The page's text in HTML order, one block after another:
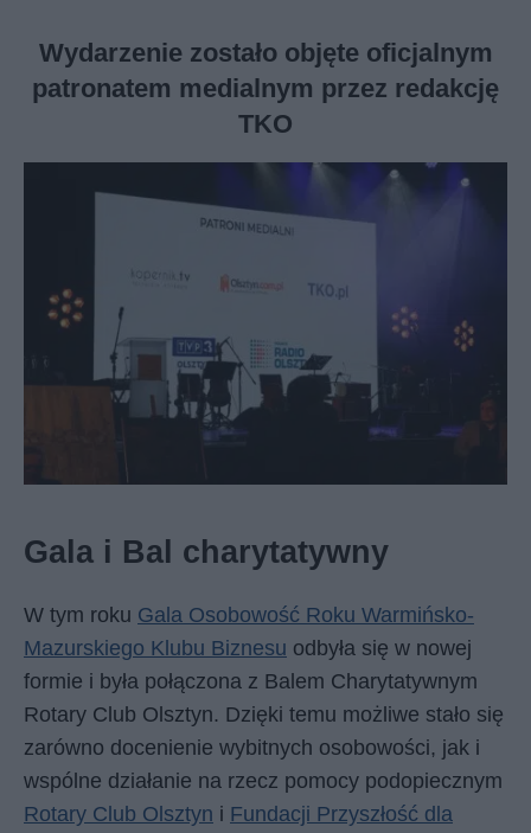
Wydarzenie zostało objęte oficjalnym
patronatem medialnym przez redakcję
TKO
Gala i Bal charytatywny
W tym roku Gala Osobowość Roku Warmińsko-
Mazurskiego Klubu Biznesu odbyła się w nowej
formie i była połączona z Balem Charytatywnym
Rotary Club Olsztyn. Dzięki temu możliwe stało się
zarówno docenienie wybitnych osobowości, jak i
wspólne działanie na rzecz pomocy podopiecznym
Rotary Club Olsztyn i Fundacji Przyszłość dla